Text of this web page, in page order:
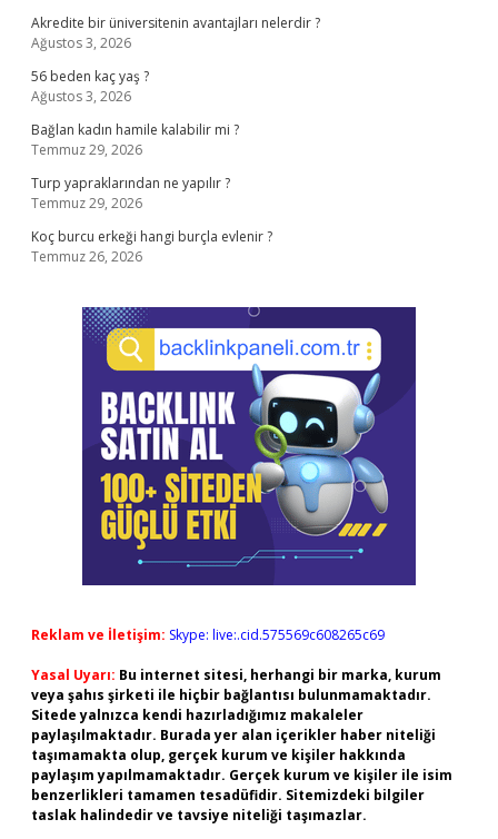
Akredite bir üniversitenin avantajları nelerdir ?
Ağustos 3, 2026
56 beden kaç yaş ?
Ağustos 3, 2026
Bağlan kadın hamile kalabilir mi ?
Temmuz 29, 2026
Turp yapraklarından ne yapılır ?
Temmuz 29, 2026
Koç burcu erkeği hangi burçla evlenir ?
Temmuz 26, 2026
Reklam ve İletişim: Skype: live:.cid.575569c608265c69
Yasal Uyarı: Bu internet sitesi, herhangi bir marka, kurum
veya şahıs şirketi ile hiçbir bağlantısı bulunmamaktadır.
Sitede yalnızca kendi hazırladığımız makaleler
paylaşılmaktadır. Burada yer alan içerikler haber niteliği
taşımamakta olup, gerçek kurum ve kişiler hakkında
paylaşım yapılmamaktadır. Gerçek kurum ve kişiler ile isim
benzerlikleri tamamen tesadüfidir. Sitemizdeki bilgiler
taslak halindedir ve tavsiye niteliği taşımazlar.